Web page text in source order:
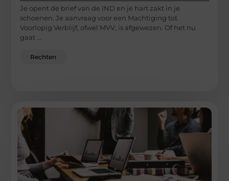
Je opent de brief van de IND en je hart zakt in je
schoenen. Je aanvraag voor een Machtiging tot
Voorlopig Verblijf, ofwel MVV, is afgewezen. Of het nu
gaat ...
Rechten